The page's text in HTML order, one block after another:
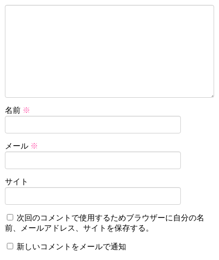
名前 ※
メール ※
サイト
次回のコメントで使用するためブラウザーに自分の名
前、メールアドレス、サイトを保存する。
新しいコメントをメールで通知